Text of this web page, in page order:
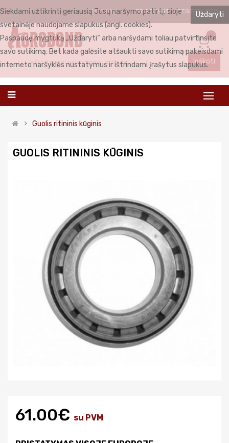
LIETUVIŲ PRISIJUNGTI REGISTRUOTIS
0
Ieškoti
Guolis ritininis kūginis
GUOLIS RITININIS KŪGINIS
61.00€ su PVM
Uždaryti
Siekdami užtikrinti geriausią Jūsų naršymo patirtį, šioje
svetainėje naudojame slapukus (angl. cookies).
Paspaudę mygtuką „Uždaryti“ arba naršydami toliau patvirtinsite
savo sutikimą. Bet kada galėsite atšaukti savo sutikimą pakeisdami
interneto naršyklės nustatymus ir ištrindami įrašytus slapukus.